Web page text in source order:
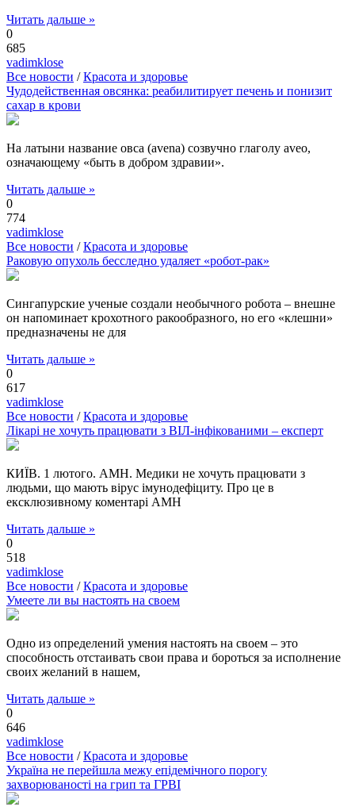
Читать дальше »
0
685
vadimklose
Все новости /Красота и здоровье
Чудодейственная овсянка: реабилитирует печень и понизит
сахар в крови
На латыни название овса (avena) созвучно глаголу aveo,
означающему «быть в добром здравии».
Читать дальше »
0
774
vadimklose
Все новости /Красота и здоровье
Раковую опухоль бесследно удаляет «робот-рак»
Сингапурские ученые создали необычного робота – внешне
он напоминает крохотного ракообразного, но его «клешни»
предназначены не для
Читать дальше »
0
617
vadimklose
Все новости /Красота и здоровье
Лікарі не хочуть працювати з ВІЛ-інфікованими – експерт
КИЇВ. 1 лютого. АМН. Медики не хочуть працювати з
людьми, що мають вірус імунодефіциту. Про це в
ексклюзивному коментарі АМН
Читать дальше »
0
518
vadimklose
Все новости /Красота и здоровье
Умеете ли вы настоять на своем
Одно из определений умения настоять на своем – это
способность отстаивать свои права и бороться за исполнение
своих желаний в нашем,
Читать дальше »
0
646
vadimklose
Все новости /Красота и здоровье
Україна не перейшла межу епідемічного порогу
захворюваності на грип та ГРВІ